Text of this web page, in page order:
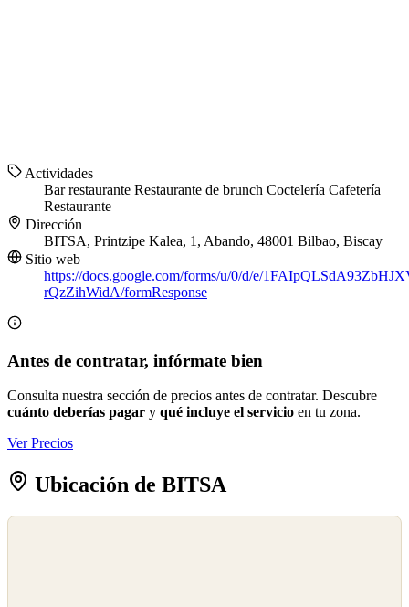
Actividades
Bar restaurante Restaurante de brunch Coctelería Cafetería
Restaurante
Dirección
BITSA, Printzipe Kalea, 1, Abando, 48001 Bilbao, Biscay
Sitio web
https://docs.google.com/forms/u/0/d/e/
rQzZihWidA/formResponse
Antes de contratar, infórmate bien
Consulta nuestra sección de precios antes de contratar. Descubre
cuánto deberías pagar y qué incluye el servicio en tu zona.
Ver Precios
Ubicación de BITSA